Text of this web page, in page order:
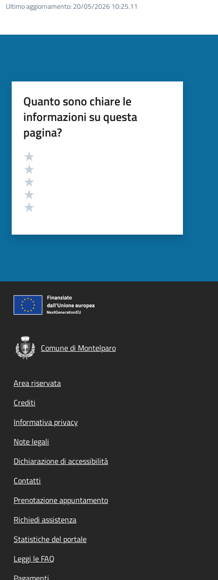
Ultimo aggiornamento: 20/05/2026 10:25.11
Quanto sono chiare le
informazioni su questa
pagina?
Valutazione
Comune di Montelparo
Footer menu
Area riservata
Crediti
Informativa privacy
Note legali
Dichiarazione di accessibilità
Contatti
Prenotazione appuntamento
Richiedi assistenza
Statistiche del portale
Leggi le FAQ